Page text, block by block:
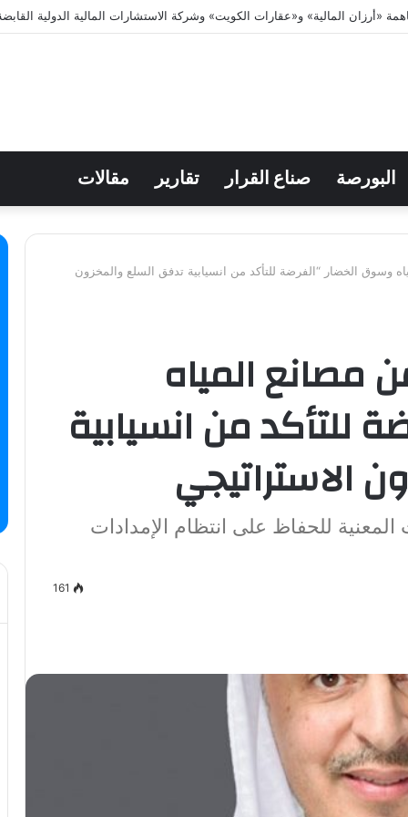
البورصة صناع القرار تقارير مقالات
وسوق الخضار “الفرضة للتأكد من انسيابية تدفق السلع والمخزون
مصانع المياه
للتأكد من انسيابية
الاستراتيجي
للحفاظ على انتظام الإمدادات
161